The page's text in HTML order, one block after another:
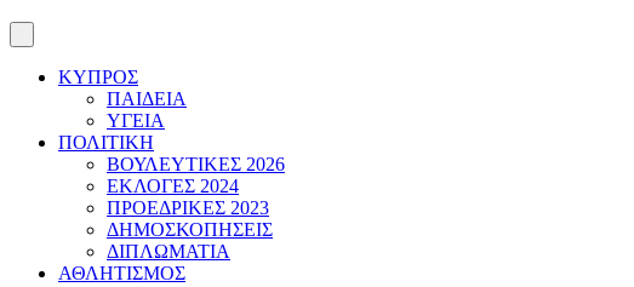
ΚΥΠΡΟΣ
ΠΑΙΔΕΙΑ
ΥΓΕΙΑ
ΠΟΛΙΤΙΚΗ
ΒΟΥΛΕΥΤΙΚΕΣ 2026
ΕΚΛΟΓΕΣ 2024
ΠΡΟΕΔΡΙΚΕΣ 2023
ΔΗΜΟΣΚΟΠΗΣΕΙΣ
ΔΙΠΛΩΜΑΤΙΑ
ΑΘΛΗΤΙΣΜΟΣ